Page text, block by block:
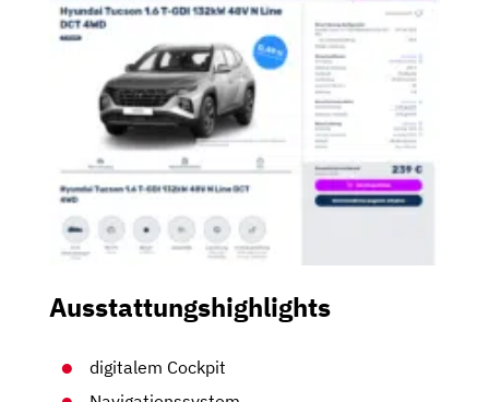
Ausstattungshighlights
digitalem Cockpit